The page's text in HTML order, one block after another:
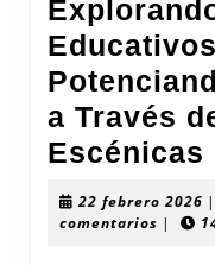
a Través
Escénicas
22 febrero 2026 22|
comentarios |